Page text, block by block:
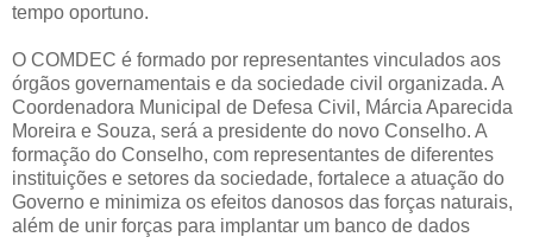
tempo oportuno.
O COMDEC é formado por representantes vinculados aos
órgãos governamentais e da sociedade civil organizada. A
Coordenadora Municipal de Defesa Civil, Márcia Aparecida
Moreira e Souza, será a presidente do novo Conselho. A
formação do Conselho, com representantes de diferentes
instituições e setores da sociedade, fortalece a atuação do
Governo e minimiza os efeitos danosos das forças naturais,
além de unir forças para implantar um banco de dados